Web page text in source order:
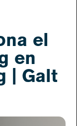
el
en
| Galt